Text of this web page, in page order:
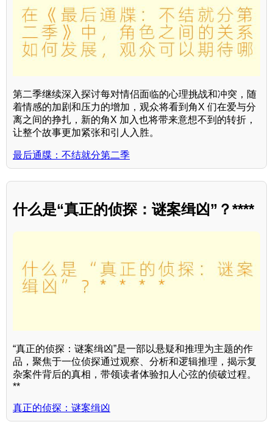
第二季继续深入探讨每对情侣面临的心理挑战和冲突，随
着情感的加剧和压力的增加，观众将看到角X 们在爱与分
离之间的挣扎，新的角X 加入也将带来意想不到的转折，
让整个故事更加紧张和引人入胜。
最后通牒：不结就分第二季
什么是“真正的侦探：谜案缉凶”？****
“真正的侦探：谜案缉凶”是一部以悬疑和推理为主题的作
品，聚焦于一位侦探通过观察、分析和逻辑推理，揭示复
杂案件背后的真相，带领读者体验扣人心弦的侦破过程。
**
真正的侦探：谜案缉凶